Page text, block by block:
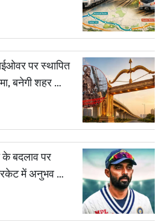
पर स्थापित
बनेगी शहर की
के बदलाव पर
में अनुभव की